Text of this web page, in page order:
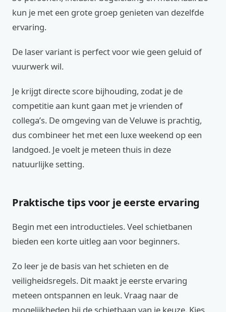
kun je met een grote groep genieten van dezelfde
ervaring.
De laser variant is perfect voor wie geen geluid of
vuurwerk wil.
Je krijgt directe score bijhouding, zodat je de
competitie aan kunt gaan met je vrienden of
collega’s. De omgeving van de Veluwe is prachtig,
dus combineer het met een luxe weekend op een
landgoed. Je voelt je meteen thuis in deze
natuurlijke setting.
Praktische tips voor je eerste ervaring
Begin met een introductieles. Veel schietbanen
bieden een korte uitleg aan voor beginners.
Zo leer je de basis van het schieten en de
veiligheidsregels. Dit maakt je eerste ervaring
meteen ontspannen en leuk. Vraag naar de